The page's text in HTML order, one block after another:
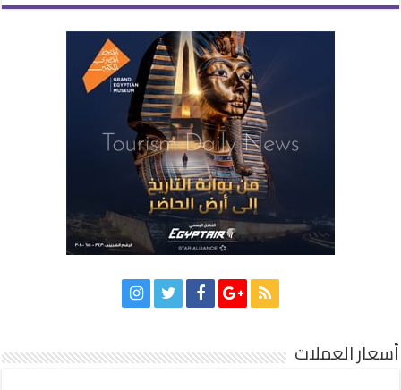
أسعار العملات